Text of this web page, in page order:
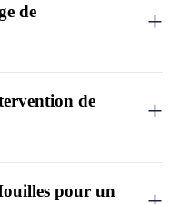
de
entre 120€ et 250€. Les
un passage caméra
systématiquement
de
nécessitant un curage
pour un